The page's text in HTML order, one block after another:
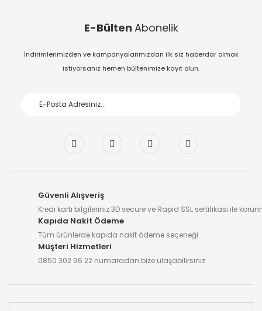
E-Bülten Abonelik
İndirimlerimizden ve kampanyalarımızdan ilk siz haberdar olmak
istiyorsanız hemen bültenimize kayıt olun.
Güvenli Alışveriş
Kredi kartı bilgileriniz 3D secure ve Rapid SSL sertifikası ile
Kapıda Nakit Ödeme
Tüm ürünlerde kapıda nakit ödeme seçeneği.
Müşteri Hizmetleri
0850 302 96 22 numaradan bize ulaşabilirsiniz.